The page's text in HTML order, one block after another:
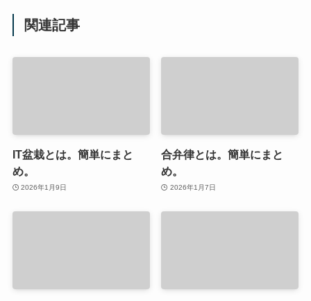
関連記事
IT盆栽とは。簡単にまと
め。
2026年1月9日
合弁律とは。簡単にまと
め。
2026年1月7日